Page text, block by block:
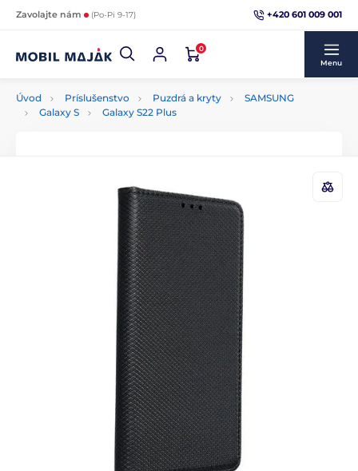
Zavolajte nám (Po-Pi 9-17) +420 601 009 001
0
Menu
Úvod Príslušenstvo Puzdrá a kryty
SAMSUNG
Galaxy S
Galaxy S22 Plus